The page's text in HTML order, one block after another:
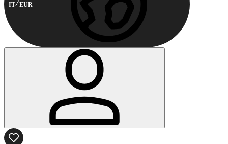
IT EUR